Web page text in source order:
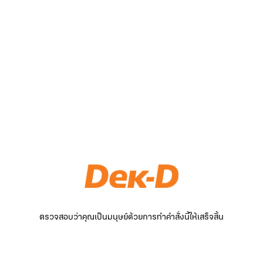
ตรวจสอบว่าคุณเป็นมนุษย์ด้วยการทำคำสั่งนี้ให้เสร็จสิ้น